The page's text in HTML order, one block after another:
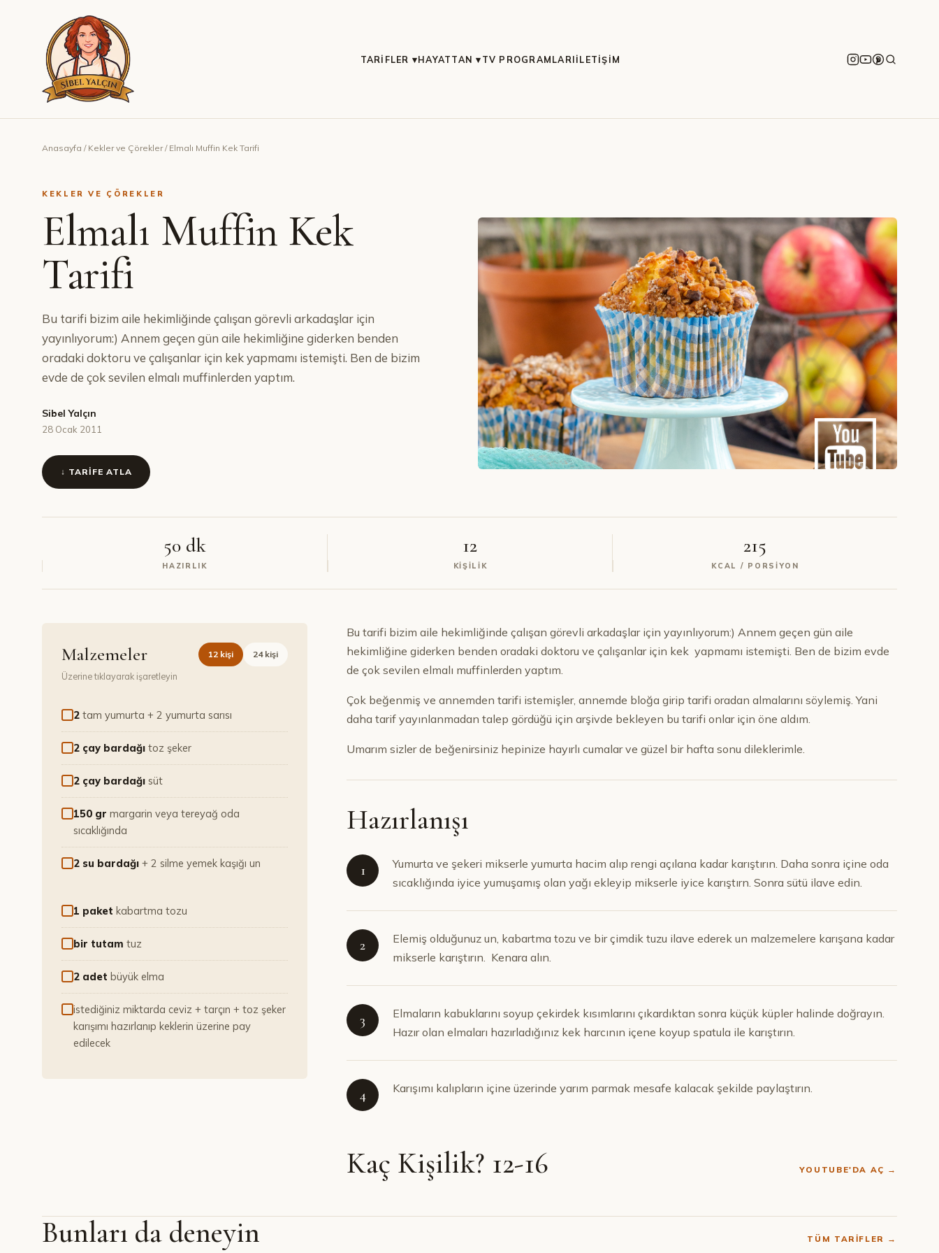
TARIFLER ▾HAYATTAN ▾TV PROGRAMLARIİLETIŞIM
Anasayfa / Kekler ve Çörekler/ Elmalı Muffin Kek Tarifi
KEKLER VE ÇÖREKLER
Elmalı Muffin Kek
Tarifi
Bu tarifi bizim aile hekimliğinde çalışan görevli arkadaşlar için
yayınlıyorum:) Annem geçen gün aile hekimliğine giderken benden
oradaki doktoru ve çalışanlar için kek yapmamı istemişti. Ben de bizim
evde de çok sevilen elmalı muffinlerden yaptım.
Sibel Yalçın
28 Ocak 2011
↓ TARIFE ATLA
50 dk
HAZIRLIK
12
KIŞILIK
215
KCAL / PORSIYON
Malzemeler 12 kişi 24kişi
Üzerine tıklayarak işaretleyin
2 tam yumurta + 2 yumurta sarısı
2 çay bardağı toz şeker
2 çay bardağı süt
150 gr margarin veya tereyağ oda
sıcaklığında
2 su bardağı + 2 silme yemek kaşığı un
1 paket kabartma tozu
bir tutam tuz
2 adet büyük elma
istediğiniz miktarda ceviz + tarçın + toz şeker
karışımı hazırlanıp keklerin üzerine pay
edilecek
Bu tarifi bizim aile hekimliğinde çalışan görevli arkadaşlar için yayınlıyorum:) Annem geçen gün aile
hekimliğine giderken benden oradaki doktoru ve çalışanlar için kek yapmamı istemişti. Ben de bizim evde
de çok sevilen elmalı muffinlerden yaptım.
Çok beğenmiş ve annemden tarifi istemişler, annemde bloğa girip tarifi oradan almalarını söylemiş. Yani
daha tarif yayınlanmadan talep gördüğü için arşivde bekleyen bu tarifi onlar için öne aldım.
Umarım sizler de beğenirsiniz hepinize hayırlı cumalar ve güzel bir hafta sonu dileklerimle.
Hazırlanışı
1
Yumurta ve şekeri mikserle yumurta hacim alıp rengi açılana kadar karıştırın. Daha sonra içine oda
sıcaklığında iyice yumuşamış olan yağı ekleyip mikserle iyice karıştırn. Sonra sütü ilave edin.
2
Elemiş olduğunuz un, kabartma tozu ve bir çimdik tuzu ilave ederek un malzemelere karışana kadar
mikserle karıştırın. Kenara alın.
3
Elmaların kabuklarını soyup çekirdek kısımlarını çıkardıktan sonra küçük küpler halinde doğrayın.
Hazır olan elmaları hazırladığınız kek harcının içene koyup spatula ile karıştırın.
4 Karışımı kalıpların içine üzerinde yarım parmak mesafe kalacak şekilde paylaştırın.
Kaç Kişilik? 12-16 YOUTUBE'DA AÇ →
Bunları da deneyin TÜM TARIFLER →